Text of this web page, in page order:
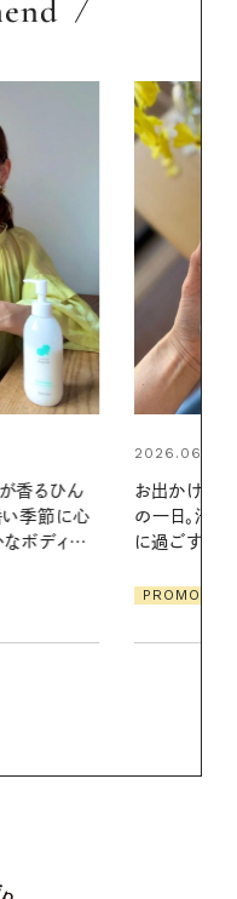
変わる、夏
ごきげん」
2026.07.24
夏の髪と心
る【大人気の
1本で汗ばむ
PROMOTION